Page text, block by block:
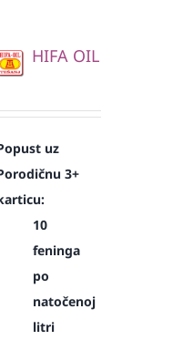
HIFA OIL
uz
3+
10
feninga
po
natočenoj
litri